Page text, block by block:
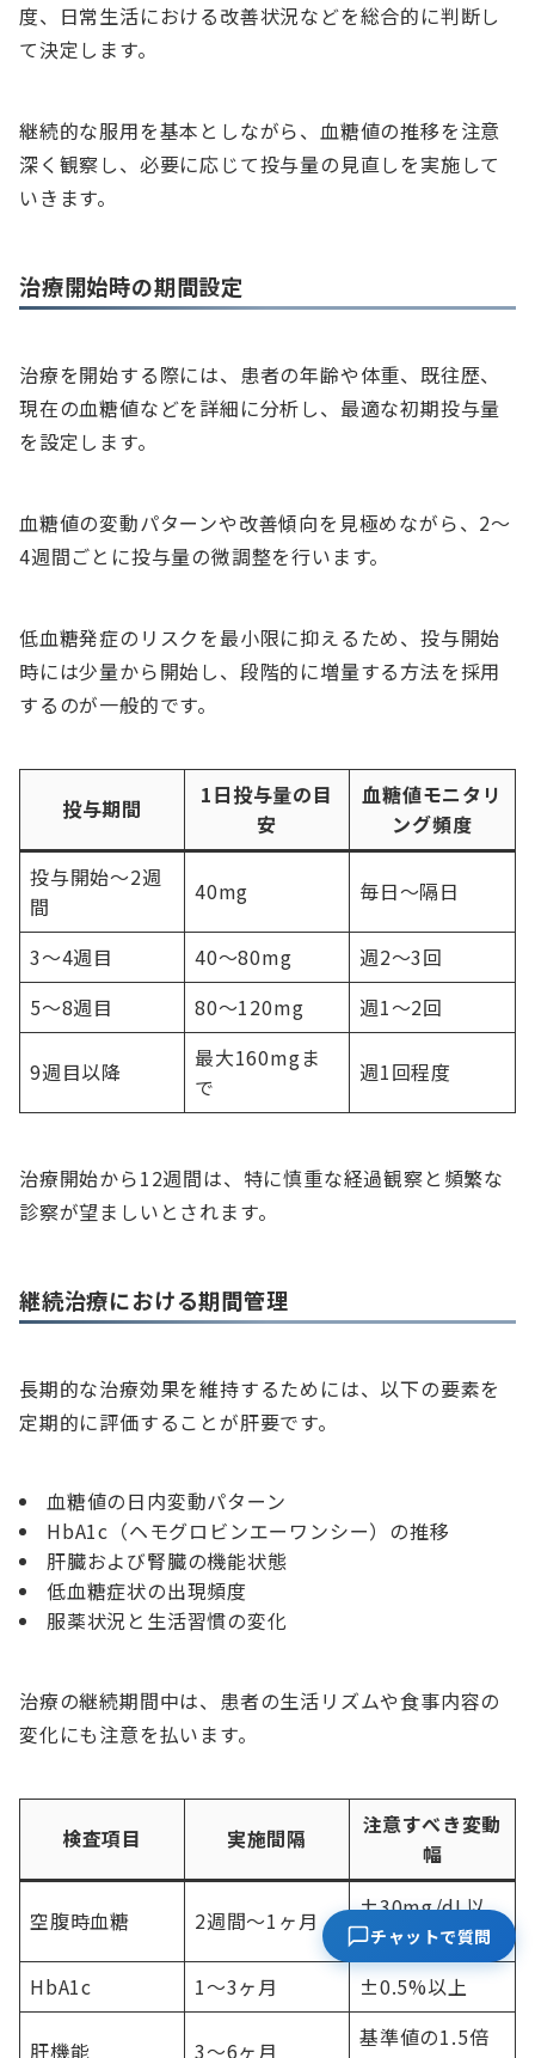
度、日常生活における改善状況などを総合的に判断し
て決定します。
継続的な服用を基本としながら、血糖値の推移を注意
深く観察し、必要に応じて投与量の見直しを実施して
いきます。
治療開始時の期間設定
治療を開始する際には、患者の年齢や体重、既往歴、
現在の血糖値などを詳細に分析し、最適な初期投与量
を設定します。
血糖値の変動パターンや改善傾向を見極めながら、2〜
4週間ごとに投与量の微調整を行います。
低血糖発症のリスクを最小限に抑えるため、投与開始
時には少量から開始し、段階的に増量する方法を採用
するのが一般的です。
投与期間
1日投与量の目
安
血糖値モニタリ
ング頻度
投与開始〜2週
間
40mg 毎日〜隔日
3〜4週目 40〜80mg
週2〜3回
5〜8週目
80〜120mg 週1〜2回
9週目以降
最大160mgま
で
週1回程度
治療開始から12週間は、特に慎重な経過観察と頻繁な
診察が望ましいとされます。
継続治療における期間管理
長期的な治療効果を維持するためには、以下の要素を
定期的に評価することが肝要です。
血糖値の日内変動パターン
HbA1c（ヘモグロビンエーワンシー）の推移
肝臓および腎臓の機能状態
低血糖症状の出現頻度
服薬状況と生活習慣の変化
治療の継続期間中は、患者の生活リズムや食事内容の
変化にも注意を払います。
検査項目 実施間隔
注意すべき変動
幅
空腹時血糖 2週間〜1ヶ月
±30mg/dL以
上
HbA1c
1〜3ヶ月 ±0.5%以上
肝機能 3〜6ヶ月
基準値の1.5倍
チャットで質問